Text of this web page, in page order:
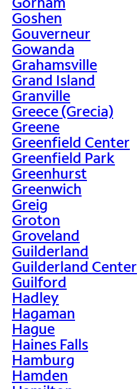
Goshen
Gouverneur
Gowanda
Grahamsville
Grand Island
Granville
Greece (Grecia)
Greene
Greenfield Center
Greenfield Park
Greenhurst
Greenwich
Greig
Groton
Groveland
Guilderland
Guilderland Center
Guilford
Hadley
Hagaman
Hague
Haines Falls
Hamburg
Hamden